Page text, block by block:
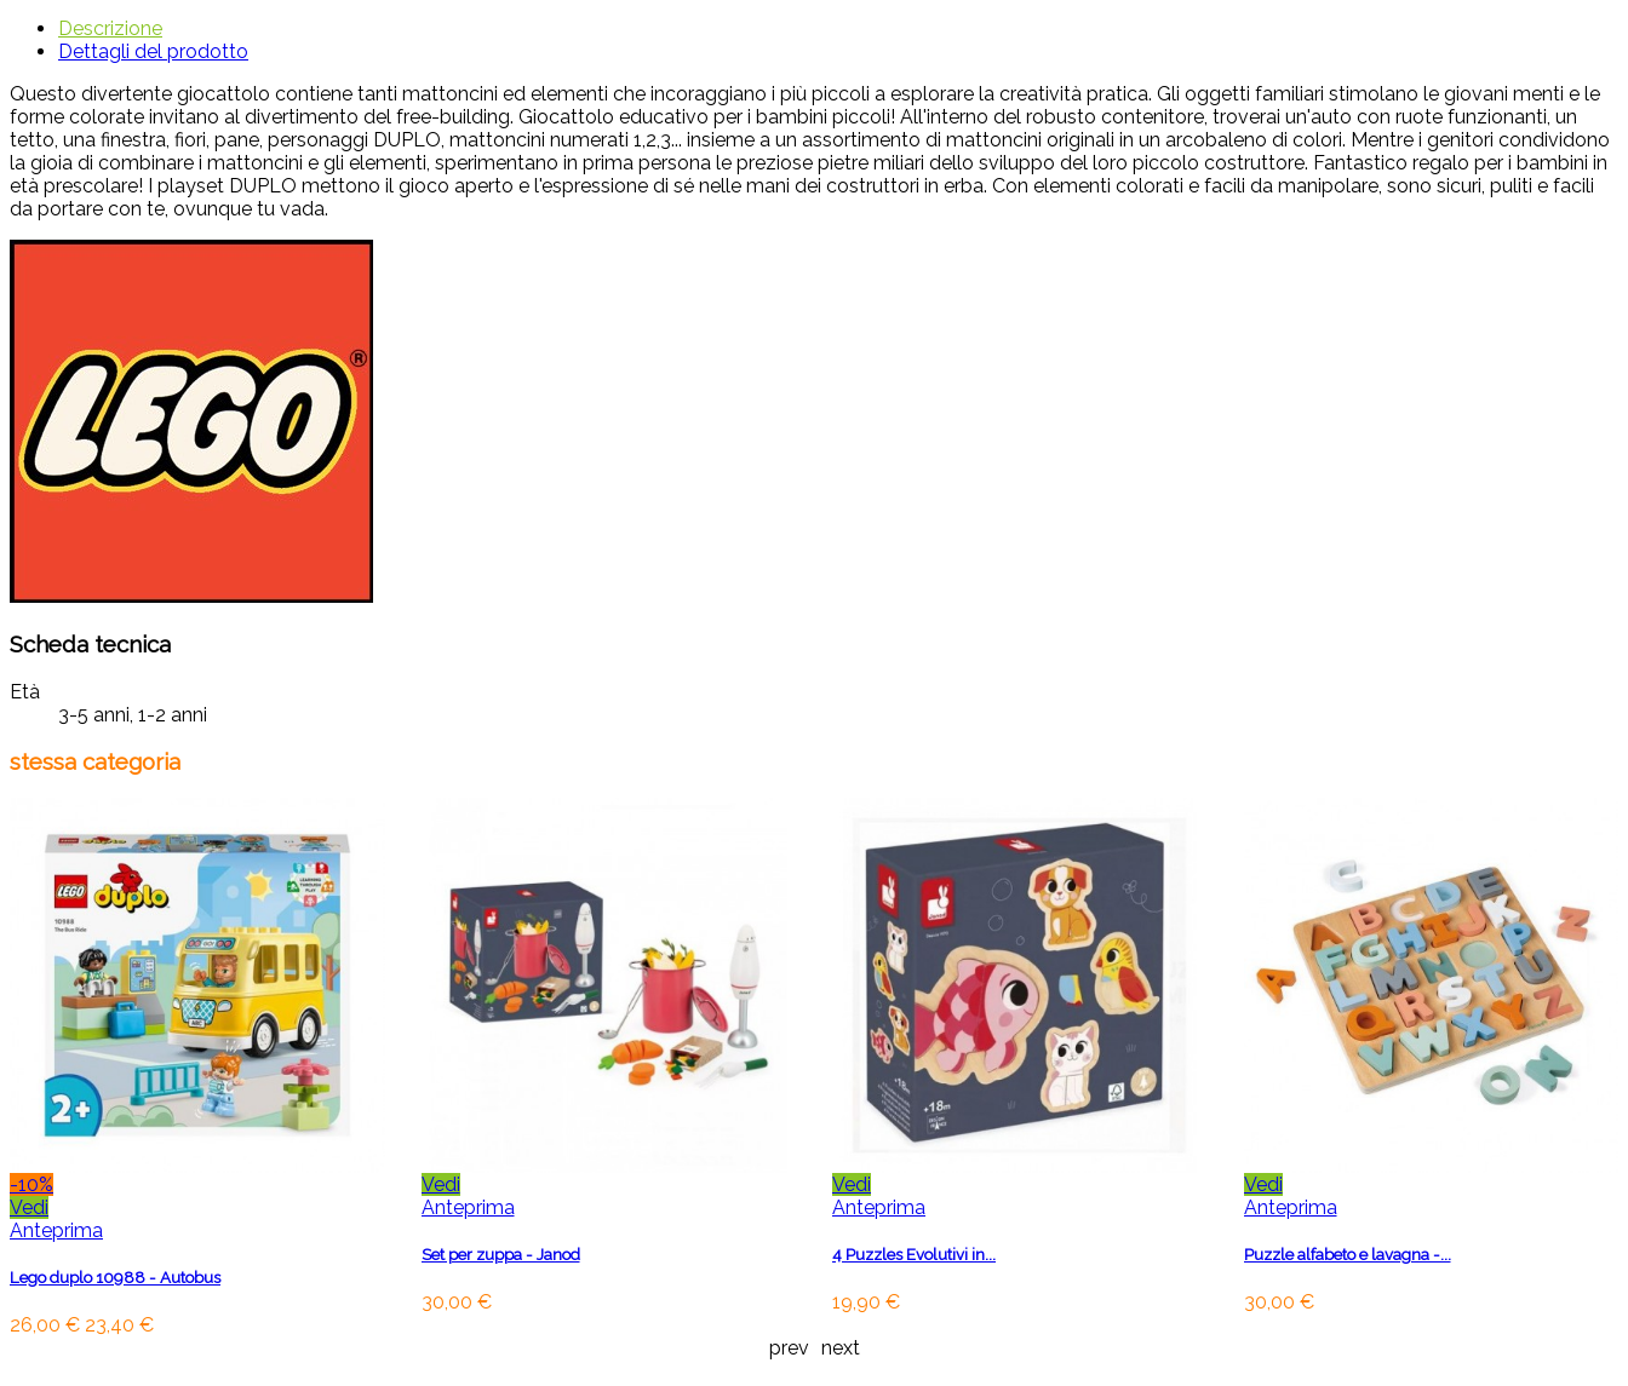
Descrizione
Dettagli del prodotto
Questo divertente giocattolo contiene tanti mattoncini ed elementi che incoraggiano i più piccoli a esplorare la creatività pratica. Gli oggetti familiari stimolano le giovani menti e le
forme colorate invitano al divertimento del free-building. Giocattolo educativo per i bambini piccoli! All'interno del robusto contenitore, troverai un'auto con ruote funzionanti, un
tetto, una finestra, fiori, pane, personaggi DUPLO, mattoncini numerati 1,2,3... insieme a un assortimento di mattoncini originali in un arcobaleno di colori. Mentre i genitori condividono
la gioia di combinare i mattoncini e gli elementi, sperimentano in prima persona le preziose pietre miliari dello sviluppo del loro piccolo costruttore. Fantastico regalo per i bambini in
età prescolare! I playset DUPLO mettono il gioco aperto e l'espressione di sé nelle mani dei costruttori in erba. Con elementi colorati e facili da manipolare, sono sicuri, puliti e facili
da portare con te, ovunque tu vada.
Scheda tecnica
Età
3-5 anni, 1-2 anni
stessa categoria
-10%
Vedi
Anteprima
Lego duplo 10988 - Autobus
26,00 € 23,40 €
Vedi
Anteprima
Set per zuppa - Janod
30,00 €
Vedi
Anteprima
4 Puzzles Evolutivi in...
19,90 €
Vedi
Anteprima
Puzzle alfabeto e lavagna -...
30,00 €
prev next